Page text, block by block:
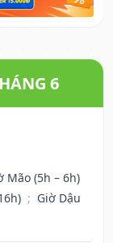
6
Mão (5h – 6h)
; Giờ Dậu